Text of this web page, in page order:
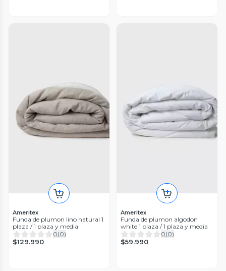
Ameritex
Funda de plumon lino natural 1
plaza / 1 plaza y media
0(0)
$129.990
Ameritex
Funda de plumon algodon
white 1 plaza / 1 plaza y media
0(0)
$59.990